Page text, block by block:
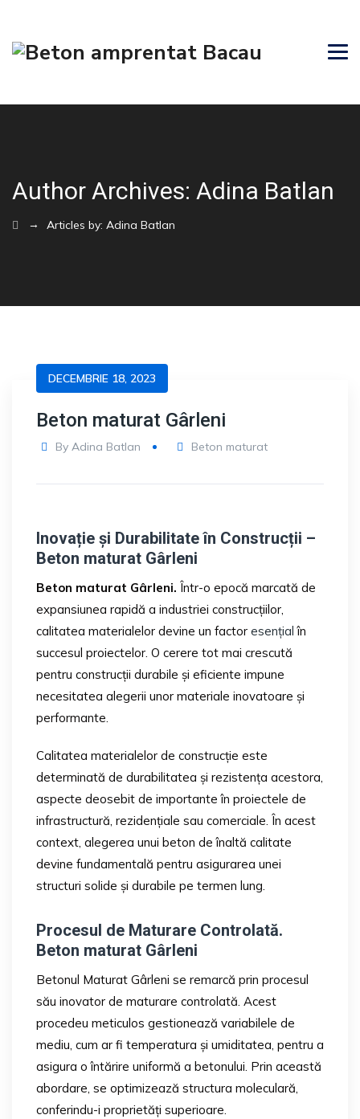
Author Archives: Adina Batlan
→ Articles by: Adina Batlan
DECEMBRIE 18, 2023
Beton maturat Gârleni
By Adina Batlan Beton maturat
Inovație și Durabilitate în Construcții –
Beton maturat Gârleni
Beton maturat Gârleni. Într-o epocă marcată de
expansiunea rapidă a industriei construcțiilor,
calitatea materialelor devine un factor esențial în
succesul proiectelor. O cerere tot mai crescută
pentru construcții durabile și eficiente impune
necesitatea alegerii unor materiale inovatoare și
performante.
Calitatea materialelor de construcție este
determinată de durabilitatea și rezistența acestora,
aspecte deosebit de importante în proiectele de
infrastructură, rezidențiale sau comerciale. În acest
context, alegerea unui beton de înaltă calitate
devine fundamentală pentru asigurarea unei
structuri solide și durabile pe termen lung.
Procesul de Maturare Controlată.
Beton maturat Gârleni
Betonul Maturat Gârleni se remarcă prin procesul
său inovator de maturare controlată. Acest
procedeu meticulos gestionează variabilele de
mediu, cum ar fi temperatura și umiditatea, pentru a
asigura o întărire uniformă a betonului. Prin această
abordare, se optimizează structura moleculară,
conferindu-i proprietăți superioare.